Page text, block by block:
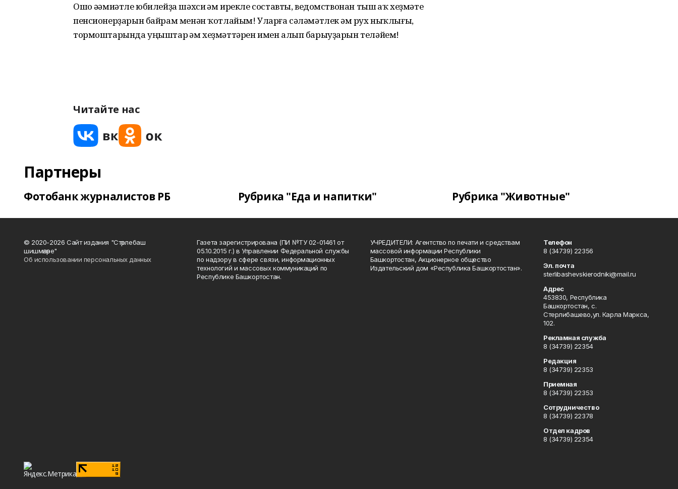
Ошо әһәмиәтле юбилейҙа шәхси һәм ирекле составты, ведомствонан тыш һаҡ хеҙмәте
пенсионерҙарын байрам менән ҡотлайым! Уларға сәләмәтлек һәм рух ныҡлығы,
тормоштарында уңыштар һәм хеҙмәттәрен имен алып барыуҙарын теләйем!
Читайте нас
Партнеры
Фотобанк журналистов РБ Рубрика "Еда и напитки" Рубрика "Животные"
© 2020-2026 Сайт издания "Стәрлебаш
шишмәләре"
Об использовании персональных данных
Газета зарегистрирована (ПИ №ТУ 02-01461 от
05.10.2015 г.) в Управлении Федеральной службы
по надзору в сфере связи, информационных
технологий и массовых коммуникаций по
Республике Башкортостан.
УЧРЕДИТЕЛИ: Агентство по печати и средствам
массовой информации Республики
Башкортостан, Акционерное общество
Издательский дом «Республика Башкортостан».
Телефон
8 (34739) 22356
Эл. почта
sterlibashevskierodniki@mail.ru
Адрес
453830, Республика
Башкортостан, c.
Стерлибашево,ул. Карла Маркса,
102.
Рекламная служба
8 (34739) 22354
Редакция
8 (34739) 22353
Приемная
8 (34739) 22353
Сотрудничество
8 (34739) 22378
Отдел кадров
8 (34739) 22354